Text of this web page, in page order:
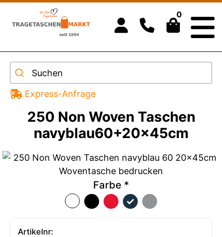
0
Suchen
Express-Anfrage
250 Non Woven Taschen
navyblau60+20x45cm
Farbe *
Artikelnr: